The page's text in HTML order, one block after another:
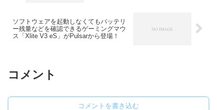
ソフトウェアを起動しなくてもバッテリ
ー残量などを確認できるゲーミングマウ
ス「Xlite V3 eS」がPulsarから登場！
コメント
コメントを書き込む